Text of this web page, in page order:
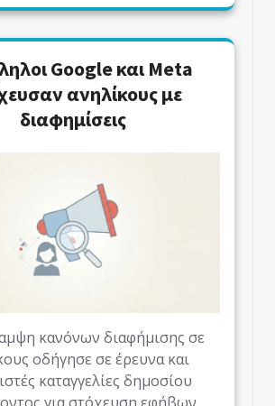
Google και Meta
ανηλίκους με
διαφημίσεις
κανόνων διαφήμισης σε
οδήγησε σε έρευνα και
καταγγελίες δημοσίου
για στόχευση εφήβων.